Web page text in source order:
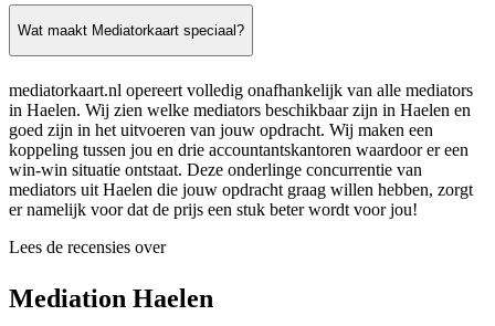
Wat maakt Mediatorkaart speciaal?
mediatorkaart.nl opereert volledig onafhankelijk van alle mediators
in Haelen. Wij zien welke mediators beschikbaar zijn in Haelen en
goed zijn in het uitvoeren van jouw opdracht. Wij maken een
koppeling tussen jou en drie accountantskantoren waardoor er een
win-win situatie ontstaat. Deze onderlinge concurrentie van
mediators uit Haelen die jouw opdracht graag willen hebben, zorgt
er namelijk voor dat de prijs een stuk beter wordt voor jou!
Lees de recensies over
Mediation Haelen